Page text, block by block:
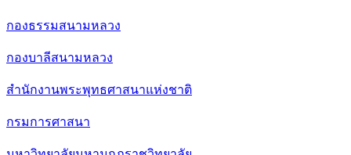
กองธรรมสนามหลวง
กองบาลีสนามหลวง
สำนักงานพระพุทธศาสนาแห่งชาติ
กรมการศาสนา